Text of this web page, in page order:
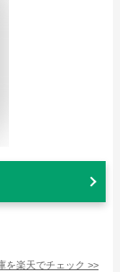
を楽天でチェック >>